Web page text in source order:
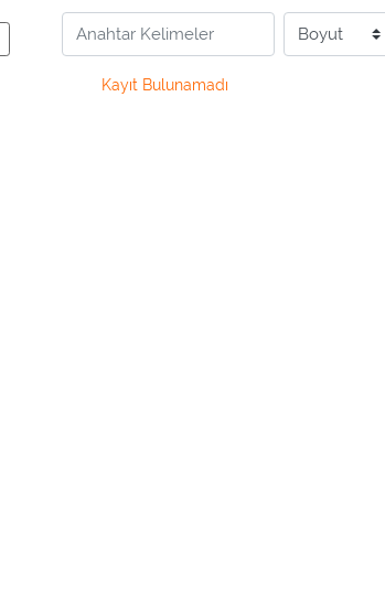
Kayıt Bulunamadı